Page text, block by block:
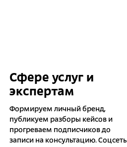
Сфере услуг и
экспертам
Формируем личный бренд,
публикуем разборы кейсов и
прогреваем подписчиков до
записи на консультацию. Соцсеть